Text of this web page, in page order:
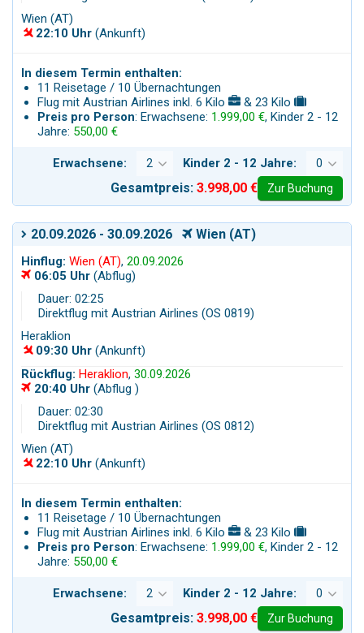
Wien (AT)
22:10 Uhr (Ankunft)
In diesem Termin enthalten:
11 Reisetage / 10 Übernachtungen
Flug mit Austrian Airlines inkl. 6 Kilo
& 23 Kilo
Preis pro Person: Erwachsene: 1.999,00 €, Kinder 2 - 12
Jahre: 550,00 €
Erwachsene: Kinder 2 - 12 Jahre:
Gesamtpreis: 3.998,00 € Zur Buchung
20.09.2026 - 30.09.2026 Wien (AT)
Hinflug: Wien (AT), 20.09.2026
06:05 Uhr (Abflug)
Dauer: 02:25
Direktflug mit Austrian Airlines (OS 0819)
Heraklion
09:30 Uhr (Ankunft)
Rückflug: Heraklion, 30.09.2026
20:40 Uhr (Abflug )
Dauer: 02:30
Direktflug mit Austrian Airlines (OS 0812)
Wien (AT)
22:10 Uhr (Ankunft)
In diesem Termin enthalten:
11 Reisetage / 10 Übernachtungen
Flug mit Austrian Airlines inkl. 6 Kilo
& 23 Kilo
Preis pro Person: Erwachsene: 1.999,00 €, Kinder 2 - 12
Jahre: 550,00 €
Erwachsene: Kinder 2 - 12 Jahre:
Gesamtpreis: 3.998,00 € Zur Buchung